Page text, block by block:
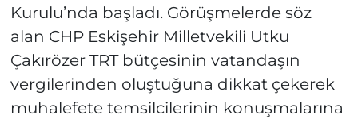
Kurulu’nda başladı. Görüşmelerde söz
alan CHP Eskişehir Milletvekili Utku
Çakırözer TRT bütçesinin vatandaşın
vergilerinden oluştuğuna dikkat çekerek
muhalefete temsilcilerinin konuşmalarına